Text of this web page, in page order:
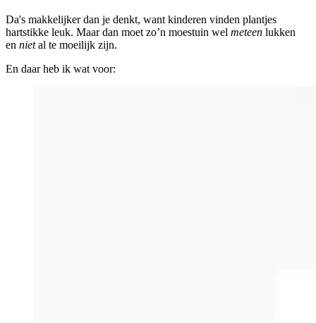
Da's makkelijker dan je denkt, want kinderen vinden plantjes
hartstikke leuk. Maar dan moet zo’n moestuin wel meteen lukken
en nietal te moeilijk zijn.
En daar heb ik wat voor: